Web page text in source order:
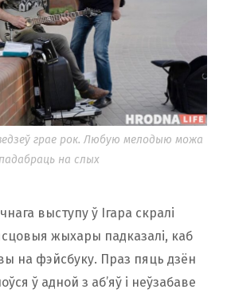
грае рок. Любую мелодыю можа
падабраць на слых
выступу ў Ігара скралі
жыхары падказалі, каб
на фэйсбуку. Праз пяць дзён
ў адной з аб’яў і неўзабаве